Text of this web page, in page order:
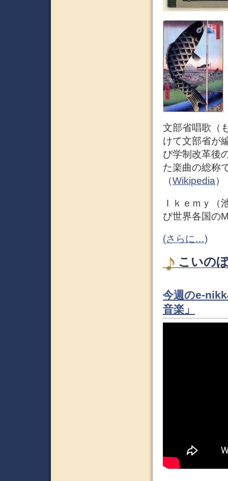
文部省唱歌（
けて文部省が
び学制改革後
た楽曲の総称
（Wikipedia）
Ｉｋｅｍｙ（
び世界各国の
(さらに…)
こいの
今週のe-
音楽」